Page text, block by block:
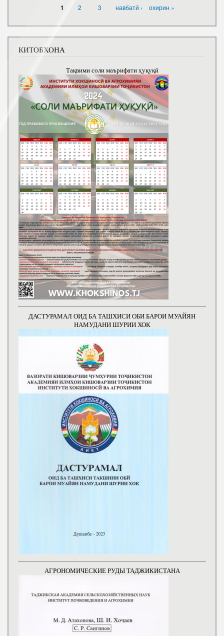
1 2 3 навбатӣ › охирин »
КИТОБХОНА
Тақвими соли маърифати ҳуқуқӣ
ДАСТУРАМАЛ ОИД БА ТАШХИСИ ОБИ БАРОИ МУАЙЯН
НАМУДАНИ ШУРИИ ХОК
АГРОНОМИЧЕСКИЕ РУДЫ ТАДЖИКИСТАНА